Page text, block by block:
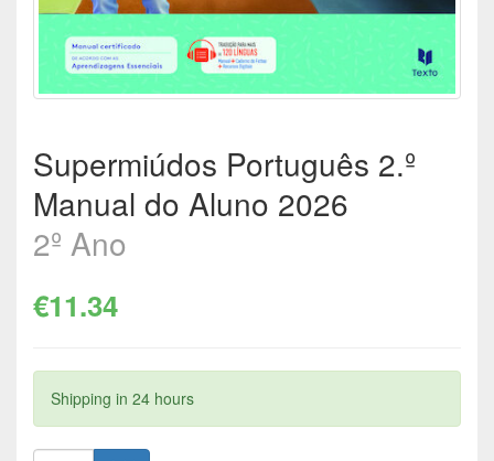
Supermiúdos Português 2.º
Manual do Aluno 2026
2º Ano
€11.34
Shipping in 24 hours